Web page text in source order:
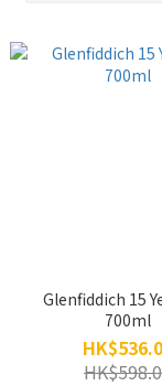
Glenfiddich 15
700ml